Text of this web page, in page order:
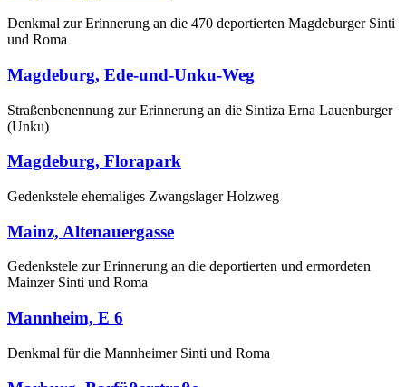
Denkmal zur Erinnerung an die 470 deportierten Magdeburger Sinti
und Roma
Magdeburg, Ede-und-Unku-Weg
Straßenbenennung zur Erinnerung an die Sintiza Erna Lauenburger
(Unku)
Magdeburg, Florapark
Gedenkstele ehemaliges Zwangslager Holzweg
Mainz, Altenauergasse
Gedenkstele zur Erinnerung an die deportierten und ermordeten
Mainzer Sinti und Roma
Mannheim, E 6
Denkmal für die Mannheimer Sinti und Roma